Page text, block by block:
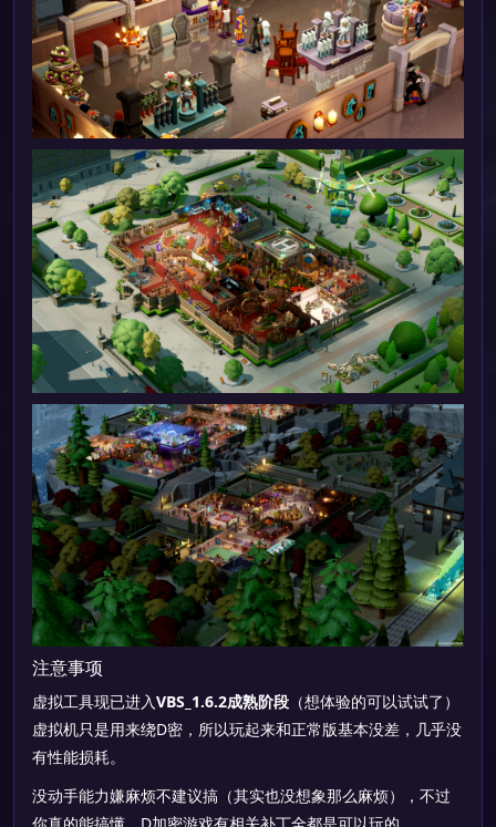
注意事项
虚拟工具现已进入VBS_1.6.2成熟阶段 （想体验的可以试试了）
虚拟机只是用来绕D密，所以玩起来和正常版基本没差，几乎没
有性能损耗。
没动手能力嫌麻烦不建议搞（其实也没想象那么麻烦），不过